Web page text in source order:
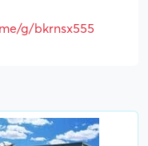
g/bkrnsx555